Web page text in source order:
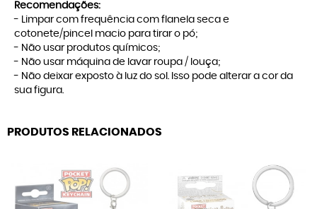
Recomendações:
- Limpar com frequência com flanela seca e
cotonete/pincel macio para tirar o pó;
- Não usar produtos químicos;
- Não usar máquina de lavar roupa / louça;
- Não deixar exposto à luz do sol. Isso pode alterar a cor da
sua figura.
PRODUTOS RELACIONADOS